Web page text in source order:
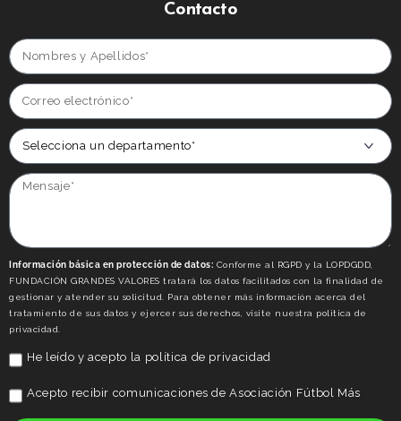
Contacto
Información básica en protección de datos: Conforme al RGPD y la LOPDGDD,
FUNDACIÓN GRANDES VALORES tratará los datos facilitados con la finalidad de
gestionar y atender su solicitud. Para obtener más información acerca del
tratamiento de sus datos y ejercer sus derechos, visite nuestra politica de
privacidad.
He leído y acepto la política de privacidad
Acepto recibir comunicaciones de Asociación Fútbol Más